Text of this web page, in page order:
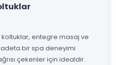
entegre masaj ve
adeta bir spa deneyimi
çekenler için idealdir.